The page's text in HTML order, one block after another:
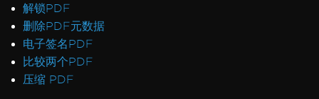
解锁PDF
删除PDF元数据
电子签名PDF
比较两个PDF
压缩 PDF